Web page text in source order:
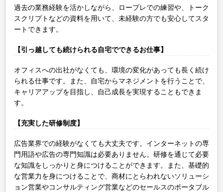
過去の業務経験を活かしながら、ロープレでの練習や、トーク
スクリプトなどの資料を用いて、未経験の方でも安心してスタ
ートできます。
【引っ越しても続けられる自宅でできるお仕事】
オフィスへの出社がなくても、環境の変化があっても長く続け
られる仕事です。また、自宅からマネジメントを行うことで、
キャリアアップを目指し、自己成長を実現することもできま
す。
【充実した研修制度】
広告業界での経験がなくても大丈夫です。インターネットの専
門用語や広告の専門知識は必要ありません。研修を通じて必要
な知識をしっかりと身につけることができます。また、基礎的
な営業力を身につけることで、商材にとらわれないソリューシ
ョン営業やコンサルティング営業などのセールスのポータブル